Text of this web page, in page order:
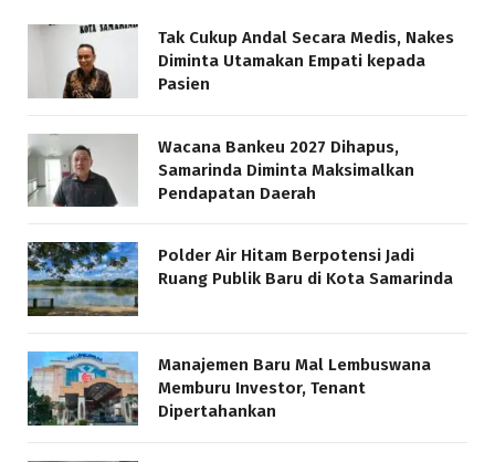
Tak Cukup Andal Secara Medis, Nakes
Diminta Utamakan Empati kepada
Pasien
Wacana Bankeu 2027 Dihapus,
Samarinda Diminta Maksimalkan
Pendapatan Daerah
Polder Air Hitam Berpotensi Jadi
Ruang Publik Baru di Kota Samarinda
Manajemen Baru Mal Lembuswana
Memburu Investor, Tenant
Dipertahankan